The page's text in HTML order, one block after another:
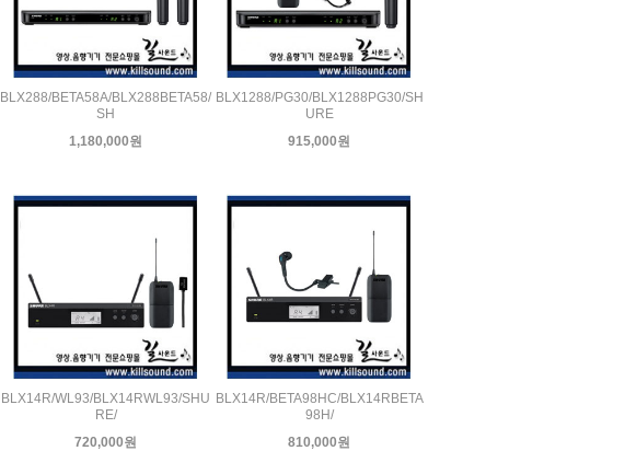
BLX288/BETA58A/BLX288BETA58/
SH
1,180,000원
BLX1288/PG30/BLX1288PG30/SH
URE
915,000원
BLX14R/WL93/BLX14RWL93/SHU
RE/
720,000원
BLX14R/BETA98HC/BLX14RBETA
98H/
810,000원